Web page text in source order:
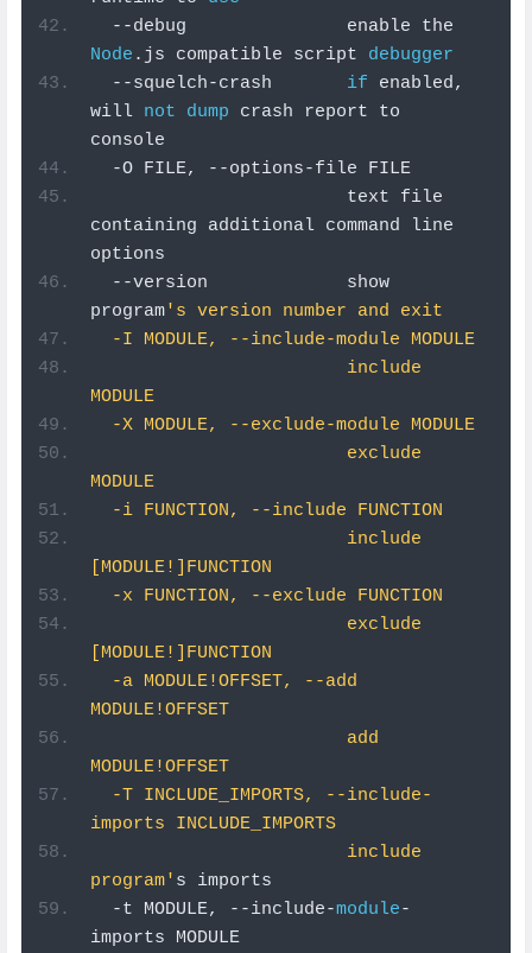
--
Node . js compatible script debugger
--squelch-crash if enabled,
will not dump crash report to
console
-O FILE, --options-file FILE
containing additional command line
options
--version             show
program's version number and exit
  -I MODULE, --include-module MODULE
MODULE
  -X MODULE, --exclude-module MODULE
MODULE
  -i FUNCTION, --include FUNCTION
[MODULE!]FUNCTION
  -x FUNCTION, --exclude FUNCTION
[MODULE!]FUNCTION
MODULE!OFFSET
MODULE!OFFSET
imports INCLUDE_IMPORTS
program' s imports
-t MODULE, --include-module-
imports MODULE